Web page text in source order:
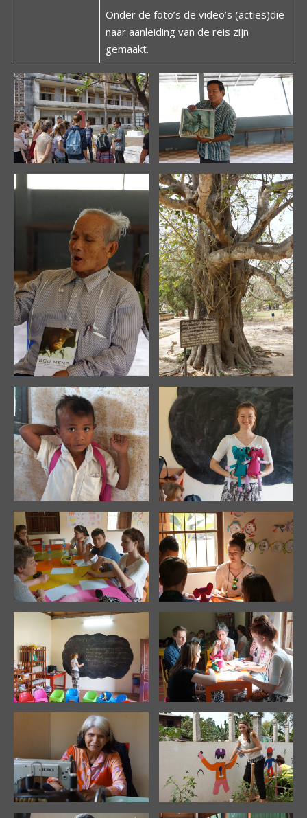
Onder de foto’s de video’s (acties)die
naar aanleiding van de reis zijn
gemaakt.